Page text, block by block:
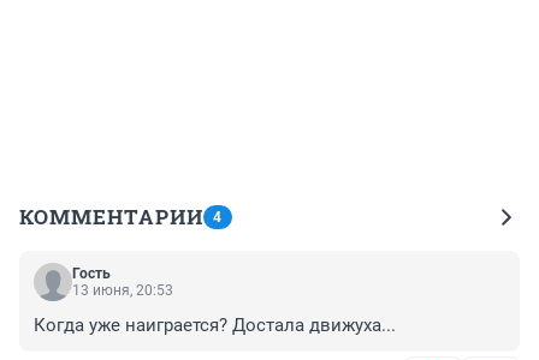
КОММЕНТАРИИ 4
Гость
13 июня, 20:53
Когда уже наиграется? Достала движуха...